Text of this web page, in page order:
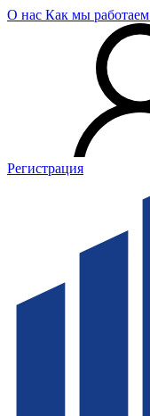
О нас Как мы работаем
Регистрация